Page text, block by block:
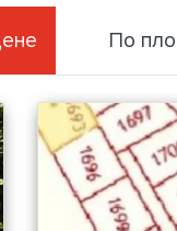
По